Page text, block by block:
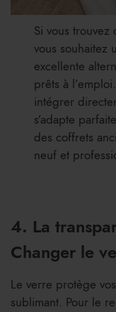
Si vous
vous souhaitez
excellente
prêts à
intégrer
s’adapte
des coffrets
neuf et
4. La
Changer le
Le verre protège
sublimant. Pour le